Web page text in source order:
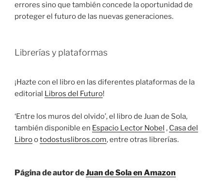
errores sino que también concede la oportunidad de
proteger el futuro de las nuevas generaciones.
Librerías y plataformas
¡Hazte con el libro en las diferentes plataformas de la
editorial Libros del Futuro!
‘Entre los muros del olvido’, el libro de Juan de Sola,
también disponible en Espacio Lector Nobel , Casa del
Librootodostuslibros.com, entre otras librerías.
Página de autor deJuan de Sola en Amazon